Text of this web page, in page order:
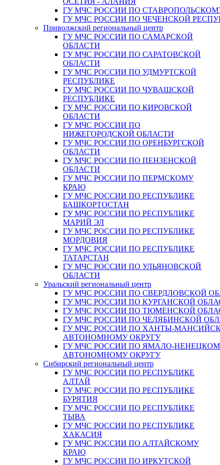
ГУ МЧС РОССИИ ПО
ГУ МЧС РОССИИ ПО ЧЕЧЕНСКОЙ
Приволжский региональный центр
ГУ МЧС РОССИИ ПО САМАРСКОЙ
ОБЛАСТИ
ГУ МЧС РОССИИ ПО САРАТОВСКОЙ
ОБЛАСТИ
ГУ МЧС РОССИИ ПО УДМУРТСКОЙ
РЕСПУБЛИКЕ
ГУ МЧС РОССИИ ПО ЧУВАШСКОЙ
РЕСПУБЛИКЕ
ГУ МЧС РОССИИ ПО КИРОВСКОЙ
ОБЛАСТИ
ГУ МЧС РОССИИ ПО
НИЖЕГОРОДСКОЙ ОБЛАСТИ
ГУ МЧС РОССИИ ПО ОРЕНБУРГСКОЙ
ОБЛАСТИ
ГУ МЧС РОССИИ ПО ПЕНЗЕНСКОЙ
ОБЛАСТИ
ГУ МЧС РОССИИ ПО ПЕРМСКОМУ
КРАЮ
ГУ МЧС РОССИИ ПО РЕСПУБЛИКЕ
БАШКОРТОСТАН
ГУ МЧС РОССИИ ПО РЕСПУБЛИКЕ
МАРИЙ ЭЛ
ГУ МЧС РОССИИ ПО РЕСПУБЛИКЕ
МОРДОВИЯ
ГУ МЧС РОССИИ ПО РЕСПУБЛИКЕ
ТАТАРСТАН
ГУ МЧС РОССИИ ПО УЛЬЯНОВСКОЙ
ОБЛАСТИ
Уральский региональный центр
ГУ МЧС РОССИИ ПО СВЕРДЛОВСКОЙ
ГУ МЧС РОССИИ ПО КУРГАНСКОЙ
ГУ МЧС РОССИИ ПО ТЮМЕНСКОЙ
ГУ МЧС РОССИИ ПО ЧЕЛЯБИНСКОЙ
ГУ МЧС РОССИИ ПО ХАНТЫ-
АВТОНОМНОМУ ОКРУГУ
ГУ МЧС РОССИИ ПО ЯМАЛО-
АВТОНОМНОМУ ОКРУГУ
Сибирский региональный центр
ГУ МЧС РОССИИ ПО РЕСПУБЛИКЕ
АЛТАЙ
ГУ МЧС РОССИИ ПО РЕСПУБЛИКЕ
БУРЯТИЯ
ГУ МЧС РОССИИ ПО РЕСПУБЛИКЕ
ТЫВА
ГУ МЧС РОССИИ ПО РЕСПУБЛИКЕ
ХАКАСИЯ
ГУ МЧС РОССИИ ПО АЛТАЙСКОМУ
КРАЮ
ГУ МЧС РОССИИ ПО ИРКУТСКОЙ